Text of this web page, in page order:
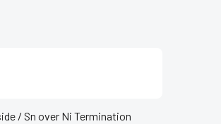
/ Sn over Ni Termination